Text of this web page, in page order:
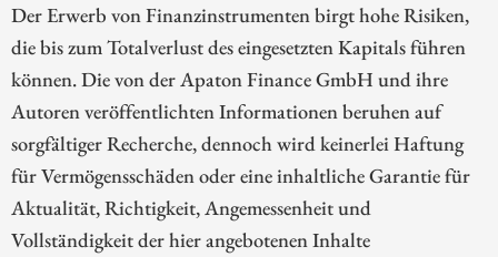
Der Erwerb von Finanzinstrumenten birgt hohe Risiken,
die bis zum Totalverlust des eingesetzten Kapitals führen
können. Die von der Apaton Finance GmbH und ihre
Autoren veröffentlichten Informationen beruhen auf
sorgfältiger Recherche, dennoch wird keinerlei Haftung
für Vermögensschäden oder eine inhaltliche Garantie für
Aktualität, Richtigkeit, Angemessenheit und
Vollständigkeit der hier angebotenen Inhalte